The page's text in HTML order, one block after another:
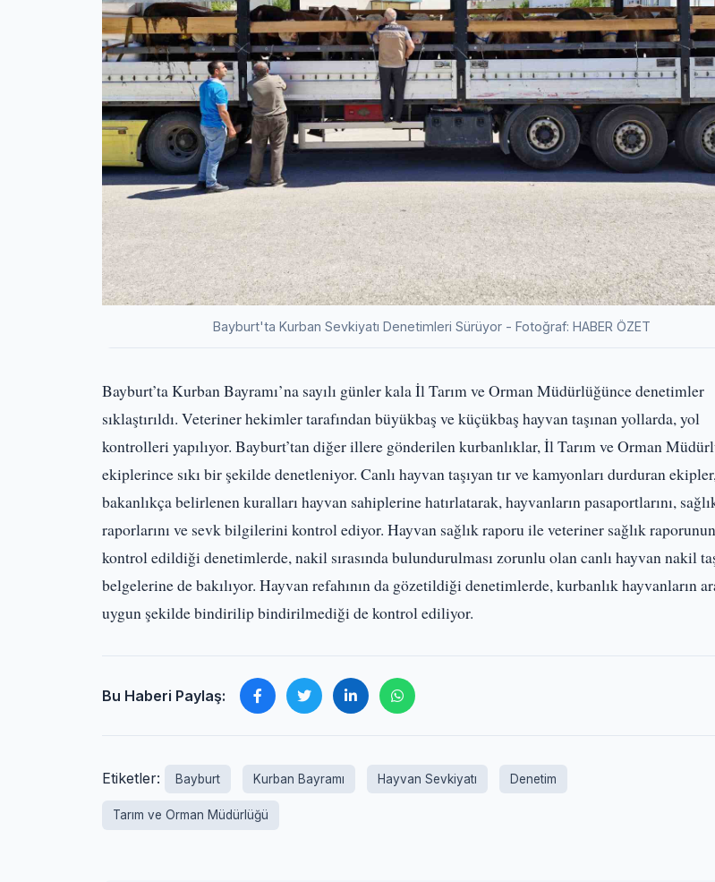
Bayburt'ta Kurban Sevkiyatı Denetimleri Sürüyor - Fotoğraf: HABER ÖZET
Bayburt’ta Kurban Bayramı’na sayılı günler kala İl Tarım ve Orman Müdürlüğünce denetimler
sıklaştırıldı. Veteriner hekimler tarafından büyükbaş ve küçükbaş hayvan taşınan yollarda, yol
kontrolleri yapılıyor. Bayburt’tan diğer illere gönderilen kurbanlıklar, İl Tarım ve Orman
ekiplerince sıkı bir şekilde denetleniyor. Canlı hayvan taşıyan tır ve kamyonları durduran
bakanlıkça belirlenen kuralları hayvan sahiplerine hatırlatarak, hayvanların pasaportlarını,
raporlarını ve sevk bilgilerini kontrol ediyor. Hayvan sağlık raporu ile veteriner sağlık
kontrol edildiği denetimlerde, nakil sırasında bulundurulması zorunlu olan canlı hayvan nakil
belgelerine de bakılıyor. Hayvan refahının da gözetildiği denetimlerde, kurbanlık hayvanların
uygun şekilde bindirilip bindirilmediği de kontrol ediliyor.
Bu Haberi Paylaş:
Etiketler: Bayburt Kurban Bayramı Hayvan Sevkiyatı Denetim
Tarım ve Orman Müdürlüğü